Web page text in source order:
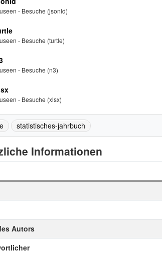
- Besuche (jsonld)
- Besuche (turtle)
- Besuche (n3)
- Besuche (xlsx)
statistisches-jahrbuch
Informationen
Autors